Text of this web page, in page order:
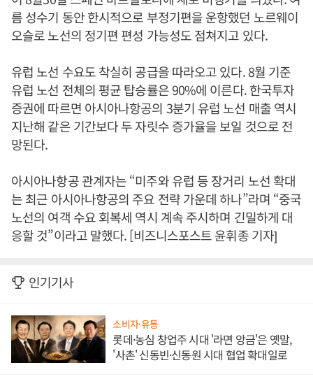
름 성수기 동안 한시적으로 부정기편을 운항했던 노르웨이
오슬로 노선의 정기편 편성 가능성도 점쳐지고 있다.
유럽 노선 수요도 착실히 공급을 따라오고 있다. 8월 기준
유럽 노선 전체의 평균 탑승률은 90%에 이른다. 한국투자
증권에 따르면 아시아나항공의 3분기 유럽 노선 매출 역시
지난해 같은 기간보다 두 자릿수 증가율을 보일 것으로 전
망된다.
아시아나항공 관계자는 “미주와 유럽 등 장거리 노선 확대
는 최근 아시아나항공의 주요 전략 가운데 하나”라며 “중국
노선의 여객 수요 회복세 역시 계속 주시하며 긴밀하게 대
응할 것”이라고 말했다. [비즈니스포스트 윤휘종 기자]
인기기사
소비자·유통
롯데·농심 창업주 시대 '라면 앙금'은 옛말,
'사촌' 신동빈·신동원 시대 협업 확대일로